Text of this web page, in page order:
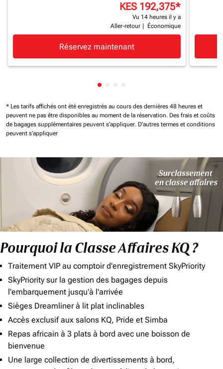
KES 192,375*
Vu 14 heures il y a
Aller-retour
Économique
Réservez maintenant
Affichage de cmp-pagination-
* Les tarifs affichés ont été enregistrés au cours des dernières 48 heures et
peuvent ne pas être disponibles au moment de la réservation. Des frais et coûts
de bagages supplémentaires peuvent s'appliquer. D'autres termes et conditions
peuvent s'appliquer
Pourquoi la Classe Affaires KQ ?
Traitement VIP au comptoir d'enregistrement SkyPriority
SkyPriority sur la gestion des bagages depuis
l'embarquement jusqu'à l'arrivée
Sièges Dreamliner à lit plat inclinables
Accès exclusif aux salons KQ, Pride et Simba
Repas africain à 3 plats à bord avec une boisson de
bienvenue
Une large collection de divertissements à bord,